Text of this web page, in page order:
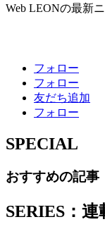
Web LEONの最新
フォロー
フォロー
友だち追加
フォロー
SPECIAL
おすすめの記事
SERIES：連